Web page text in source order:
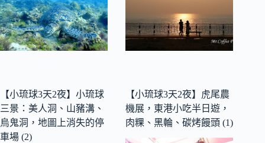
【小琉球3天2夜】小琉球
三景：美人洞、山豬溝、
烏鬼洞，地圖上消失的停
車場 (2)
【小琉球3天2夜】虎尾農
機展，東港小吃半日遊，
肉粿、黑輪、碳烤饅頭 (1)